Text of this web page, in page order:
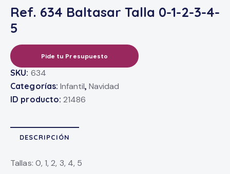
Ref. 634 Baltasar Talla 0-1-2-3-4-
5
Pide tu Presupuesto
SKU: 634
Categorías:Infantil,Navidad
ID producto: 21486
DESCRIPCIÓN
Tallas: 0, 1, 2, 3, 4, 5